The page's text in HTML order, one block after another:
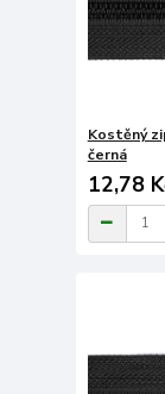
Kostěný
černá
12,78